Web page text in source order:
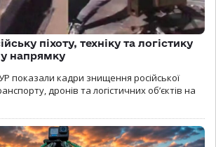
піхоту, техніку та логістику
напрямку
показали кадри знищення російської
дронів та логістичних об’єктів на